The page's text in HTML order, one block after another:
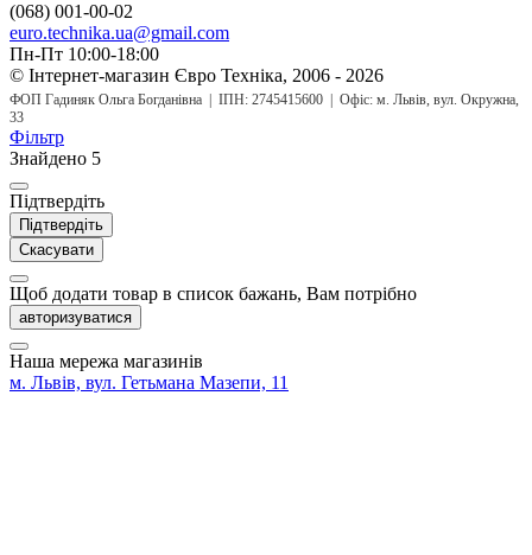
(068) 001-00-02
euro.technika.ua@gmail.com
Пн-Пт 10:00-18:00
© Інтернет-магазин Євро Техніка, 2006 - 2026
ФОП Гадиняк Ольга Богданівна | ІПН: 2745415600 | Офіс: м. Львів, вул. Окружна,
33
Фільтр
Знайдено 5
Підтвердіть
Підтвердіть
Скасувати
Щоб додати товар в список бажань, Вам потрібно
авторизуватися
Наша мережа магазинів
м. Львів, вул. Гетьмана Мазепи, 11